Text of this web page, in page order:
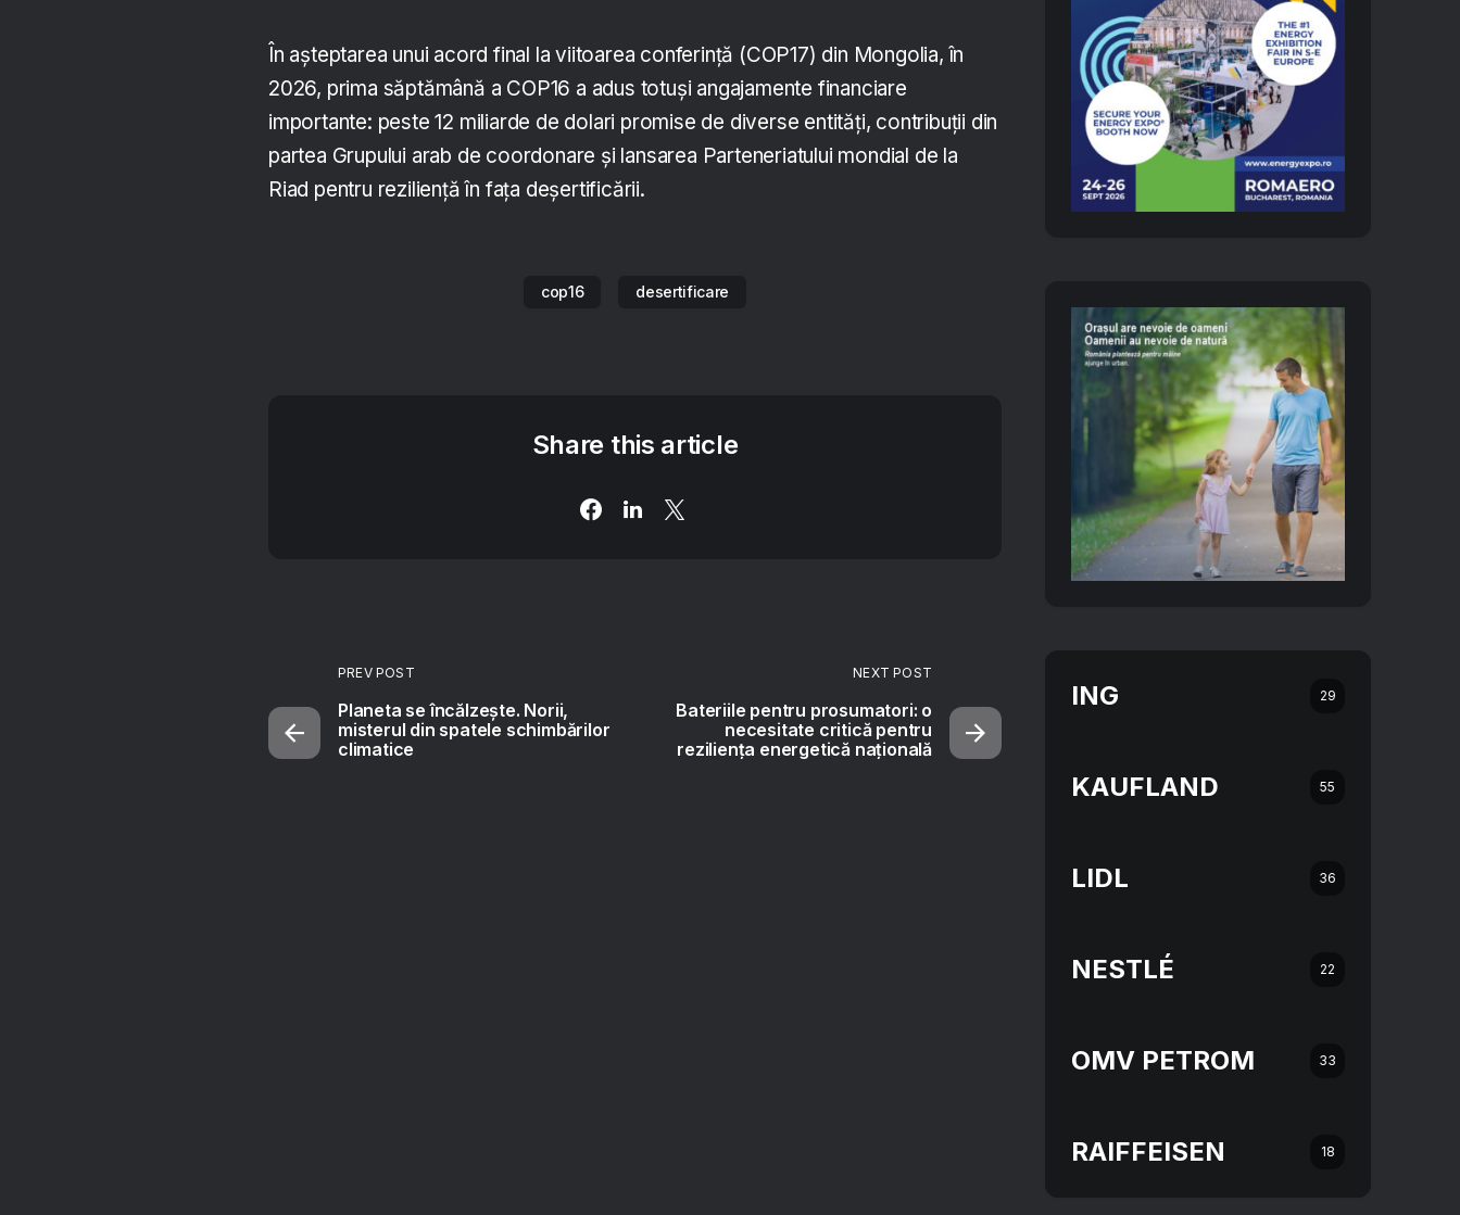
În așteptarea unui acord final la viitoarea conferinţă (COP17) din Mongolia, în
2026, prima săptămână a COP16 a adus totuşi angajamente financiare
importante: peste 12 miliarde de dolari promise de diverse entităţi, contribuţii din
partea Grupului arab de coordonare și lansarea Parteneriatului mondial de la
Riad pentru rezilienţă în faţa deşertificării.
cop16 desertificare
Share this article
PREV POST
Planeta se încălzește. Norii,
misterul din spatele schimbărilor
climatice
NEXT POST
Bateriile pentru prosumatori: o
necesitate critică pentru
reziliența energetică națională
ING 29
KAUFLAND 55
LIDL 36
NESTLÉ 22
OMV PETROM 33
RAIFFEISEN 18